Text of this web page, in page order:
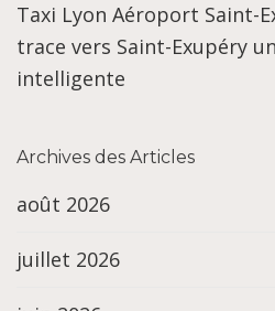
Taxi Lyon Aéroport Saint-
trace vers Saint-Exupéry
intelligente
Archives des Articles
août 2026
juillet 2026